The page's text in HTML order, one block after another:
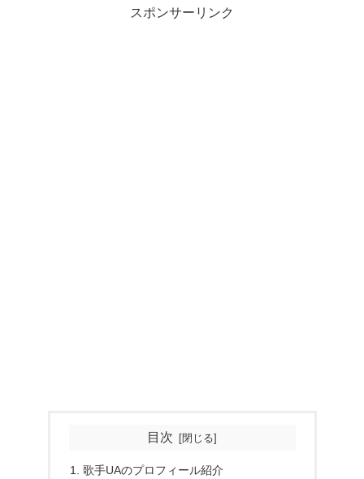
スポンサーリンク
目次
歌手UAのプロフィール紹介